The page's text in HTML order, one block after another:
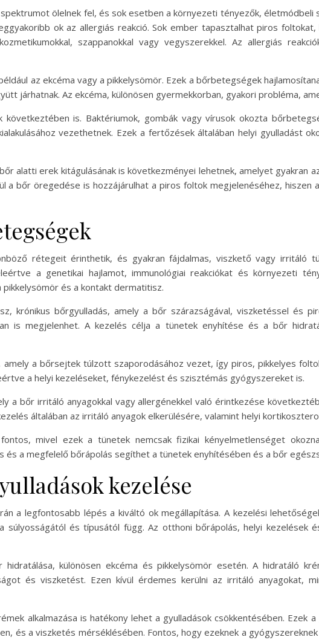
ölelnek fel, és sok esetben a környezeti tényezők, életmódbeli
ok az allergiás reakció. Sok ember tapasztalhat piros
szappanokkal vagy vegyszerekkel. Az allergiás
az ekcéma vagy a pikkelysömör. Ezek a bőrbetegségek
járhatnak. Az ekcéma, különösen gyermekkorban, gyakori probléma,
is. Baktériumok, gombák vagy vírusok okozta
vezethetnek. Ezek a fertőzések általában helyi gyulladást
alatti erek kitágulásának is következményei lehetnek, amelyet gyakran
a bőr öregedése is hozzájárulhat a piros foltok megjelenéséhez, hiszen
rétegeit érinthetik, és gyakran fájdalmas, viszkető vagy irritáló
a genetikai hajlamot, immunológiai reakciókat és környezeti
és a kontakt dermatitisz.
krónikus bőrgyulladás, amely a bőr szárazságával, viszketéssel és
is megjelenhet. A kezelés célja a tünetek enyhítése és a bőr
a bőrsejtek túlzott szaporodásához vezet, így piros, pikkelyes
a helyi kezeléseket, fénykezelést és szisztémás gyógyszereket is.
a bőr irritáló anyagokkal vagy allergénekkel való érintkezése
általában az irritáló anyagok elkerülésére, valamint helyi
mivel ezek a tünetek nemcsak fizikai kényelmetlenséget
és a megfelelő bőrápolás segíthet a tünetek enyhítésében és a bőr
kezelése
a legfontosabb lépés a kiváltó ok megállapítása. A kezelési
súlyosságától és típusától függ. Az otthoni bőrápolás, helyi kezelések
különösen ekcéma és pikkelysömör esetén. A hidratáló
és viszketést. Ezen kívül érdemes kerülni az irritáló anyagokat,
alkalmazása is hatékony lehet a gyulladások csökkentésében. Ezek
és a viszketés mérséklésében. Fontos, hogy ezeknek a